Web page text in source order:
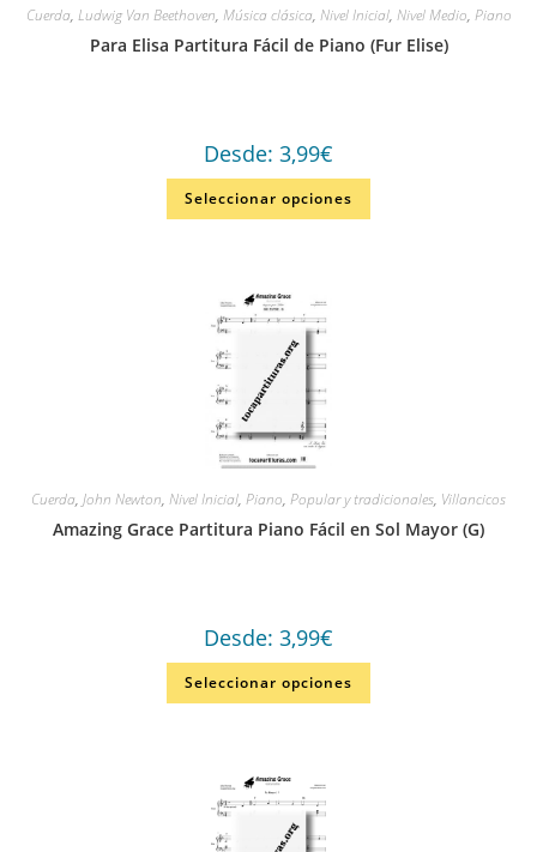
Cuerda, Ludwig Van Beethoven, Música clásica, Nivel Inicial, Nivel Medio, Piano
Para Elisa Partitura Fácil de Piano (Fur Elise)
Desde: 3,99€
Seleccionar opciones
Cuerda, John Newton, Nivel Inicial, Piano, Popular y tradicionales, Villancicos
Amazing Grace Partitura Piano Fácil en Sol Mayor (G)
Desde: 3,99€
Seleccionar opciones